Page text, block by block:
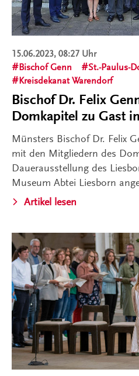
15.06.2023, 08:27 Uhr
Bischof Genn
St.-Paulus-
Kreisdekanat Warendorf
Bischof Dr. Felix
Domkapitel zu Gast
Münsters Bischof Dr. Felix
mit den Mitgliedern des
Dauerausstellung des
Museum Abtei Liesborn
Artikel lesen